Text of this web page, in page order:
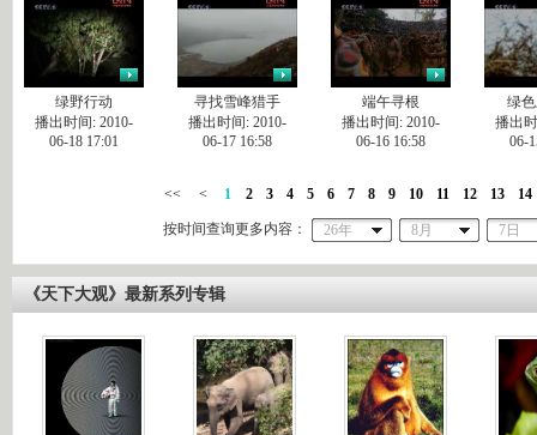
绿野行动
播出时间: 2010-
06-18 17:01
寻找雪峰猎手
播出时间: 2010-
06-17 16:58
端午寻根
播出时间: 2010-
06-16 16:58
绿
播出
06-
<< < 1 2 3 4 5 6 7 8 9 10 11 12 13 14
按时间查询更多内容： 26年 8月 7日
《天下大观》最新系列专辑